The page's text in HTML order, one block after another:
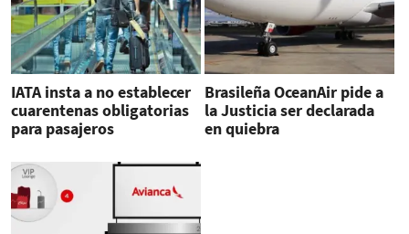
IATA insta a no establecer
cuarentenas obligatorias
para pasajeros
Brasileña OceanAir pide a
la Justicia ser declarada
en quiebra